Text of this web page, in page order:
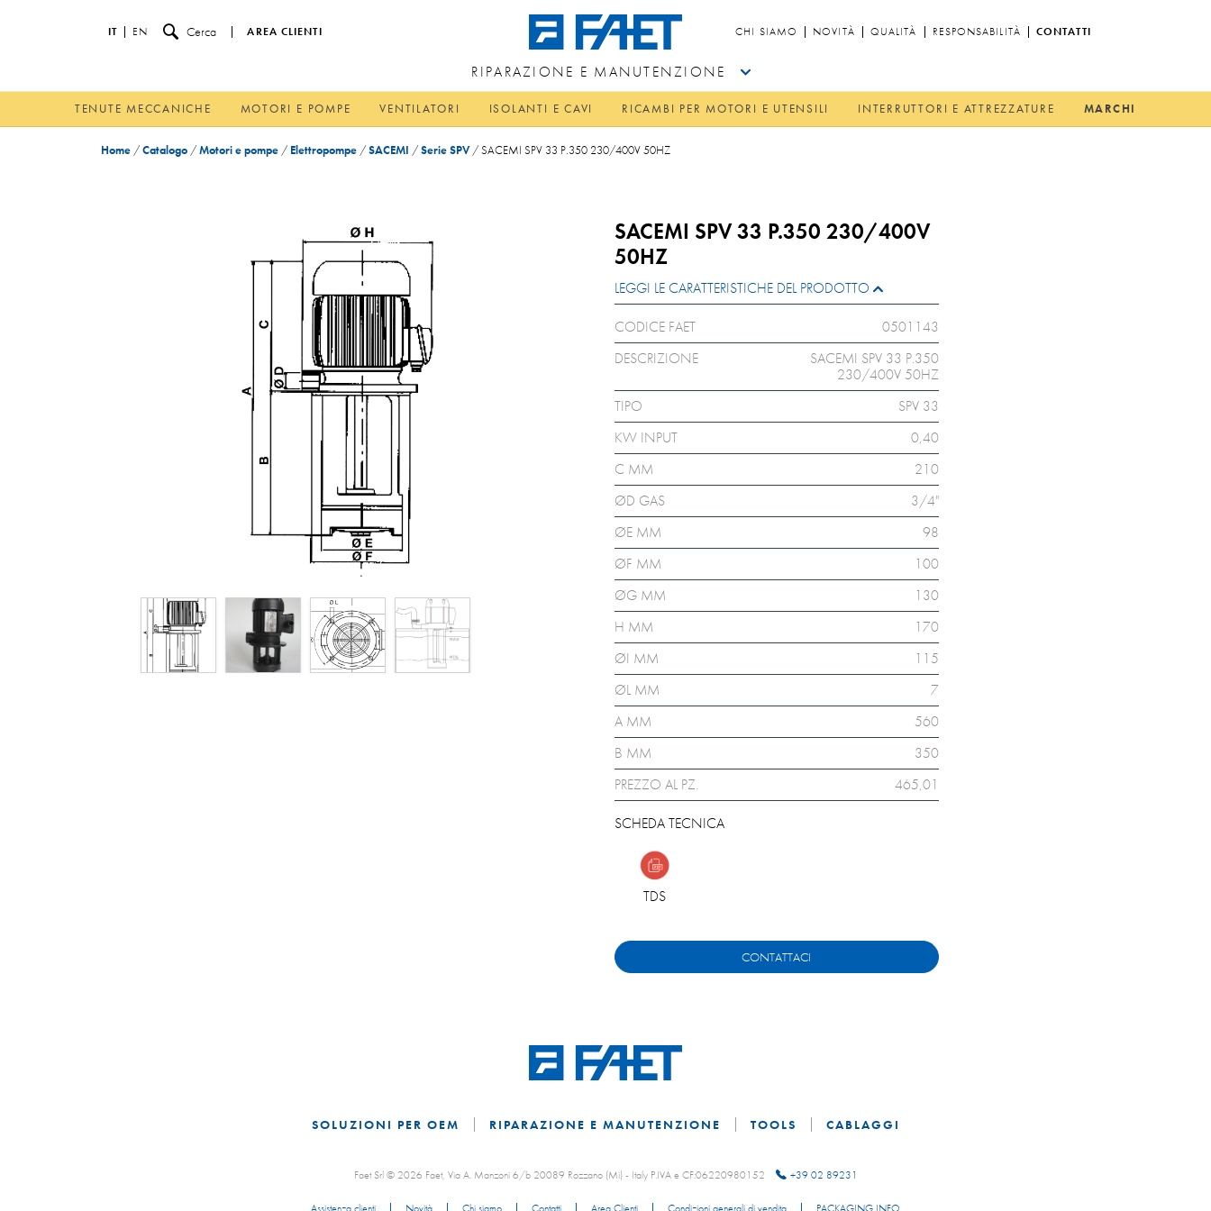
IT EN Cerca AREA CLIENTI CHI SIAMO NOVITÀ QUALITÀ RESPONSABILITÀ CONTATTI
RIPARAZIONE E MANUTENZIONE
TENUTE MECCANICHE MOTORI E POMPE VENTILATORI ISOLANTI E CAVI RICAMBI PER MOTORI E UTENSILI INTERRUTTORI E ATTREZZATURE MARCHI
Home /Catalogo /Motori e pompe / Elettropompe /SACEMI /Serie SPV/SACEMI SPV 33 P.350 230/400V 50HZ
SACEMI SPV 33 P.350 230/400V
50HZ
LEGGI LE CARATTERISTICHE DEL PRODOTTO
CODICE FAET
0501143
DESCRIZIONE
SACEMI SPV 33 P.350
230/400V 50HZ
TIPO
SPV 33
KW INPUT
0,40
C MM
210
ØD GAS
3/4"
ØE MM
98
ØF MM
100
ØG MM
130
H MM
170
ØI MM
115
ØL MM
7
A MM
560
B MM
350
PREZZO AL PZ.
465,01
SCHEDA TECNICA
TDS
CONTATTACI
SOLUZIONI PER OEM RIPARAZIONE E MANUTENZIONE TOOLS CABLAGGI
Faet Srl © 2026 Faet, Via A. Manzoni 6/b 20089 Rozzano (Mi) - Italy P.IVA e CF:06220980152 +39 02 89231